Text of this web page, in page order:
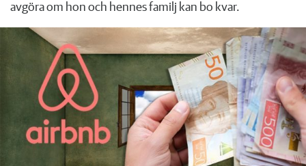
avgöra om hon och hennes familj kan bo kvar.